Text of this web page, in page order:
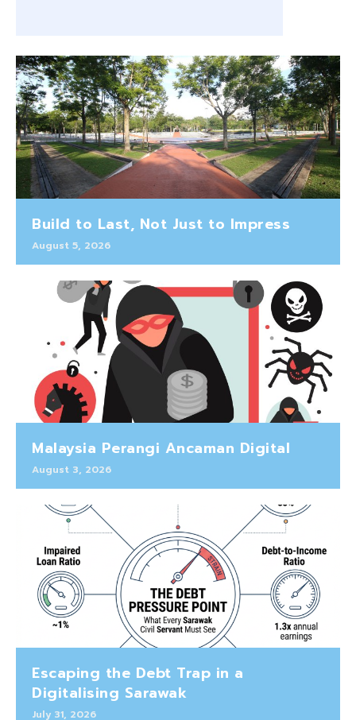
Build to Last, Not Just to Impress
August 5, 2026
Malaysia Perangi Ancaman Digital
August 3, 2026
Escaping the Debt Trap in a
Digitalising Sarawak
July 31, 2026